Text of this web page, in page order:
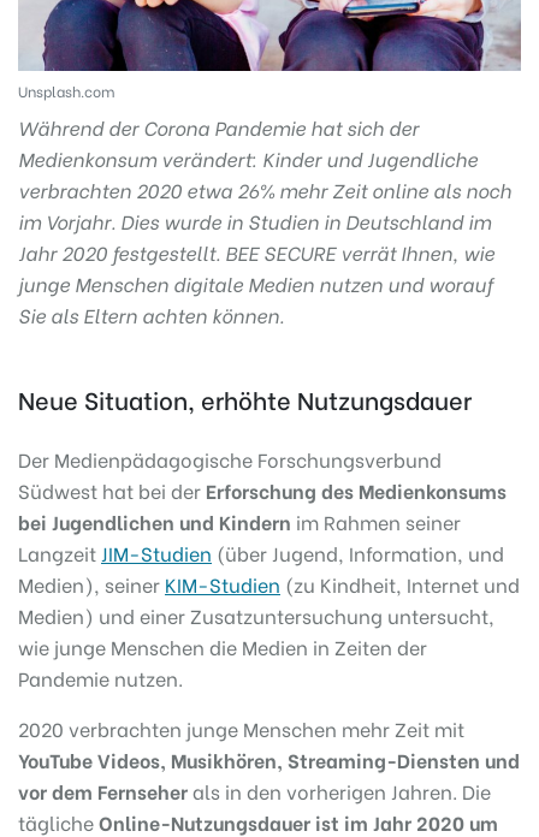
Unsplash.com
Während der Corona Pandemie hat sich der
Medienkonsum verändert: Kinder und Jugendliche
verbrachten 2020 etwa 26% mehr Zeit online als noch
im Vorjahr. Dies wurde in Studien in Deutschland im
Jahr 2020 festgestellt. BEE SECURE verrät Ihnen, wie
junge Menschen digitale Medien nutzen und worauf
Sie als Eltern achten können.
Neue Situation, erhöhte Nutzungsdauer
Der Medienpädagogische Forschungsverbund
Südwest hat bei der Erforschung des Medienkonsums
bei Jugendlichen und Kindern im Rahmen seiner
Langzeit JIM-Studien (über Jugend, Information, und
Medien), seiner KIM-Studien (zu Kindheit, Internet und
Medien) und einer Zusatzuntersuchung untersucht,
wie junge Menschen die Medien in Zeiten der
Pandemie nutzen.
2020 verbrachten junge Menschen mehr Zeit mit
YouTube Videos, Musikhören, Streaming-Diensten und
vor dem Fernseherals in den vorherigen Jahren. Die
täglicheOnline-Nutzungsdauer ist im Jahr 2020 um